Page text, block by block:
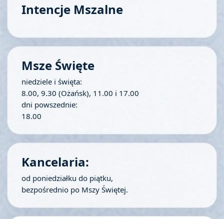
Intencje Mszalne
Msze Święte
niedziele i święta:
8.00, 9.30 (Ożańsk), 11.00 i 17.00
dni powszednie:
18.00
Kancelaria:
od poniedziałku do piątku,
bezpośrednio po Mszy Świętej.